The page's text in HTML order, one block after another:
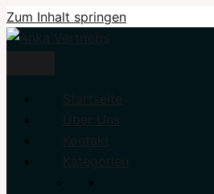
Zum Inhalt springen
Startseite
Über Uns
Kontakt
Kategorien